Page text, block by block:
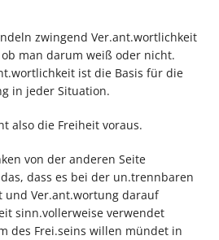
zwingend Ver.ant.wortlichkeit
man darum weiß oder nicht.
ist die Basis für die
in jeder Situation.
also die Freiheit voraus.
von der anderen Seite
dass es bei der un.trennbaren
und Ver.ant.wortung darauf
sinn.vollerweise verwendet
des Frei.seins willen mündet in